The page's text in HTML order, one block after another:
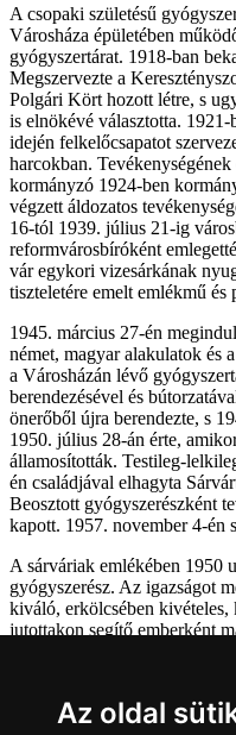
Az oldal
A csopaki születésű
Városháza épületében
gyógyszertárat. 1918-ban
Megszervezte a
Polgári Kört hozott létre, s
is elnökévé választotta.
idején felkelőcsapatot
harcokban.
kormányzó 1924-ben
végzett áldozatos
16-tól 1939. július 21-ig
reformvárosbíróként
vár egykori vizesárkának
tiszteletére emelt emlékmű és
1945. március 27-én
német, magyar alakulatok és
a Városházán lévő
berendezésével és
önerőből újra berendezte, s
1950. július 28-án érte,
államosították. Testileg-
én családjával elhagyta
Beosztott gyógyszerészként
kapott. 1957. november 4-én
A sárváriak emlékében 1950
gyógyszerész. Az igazságot
kiváló, erkölcsében kivételes,
jutottakon segítő emberként
Sárvár város díszpolgárává